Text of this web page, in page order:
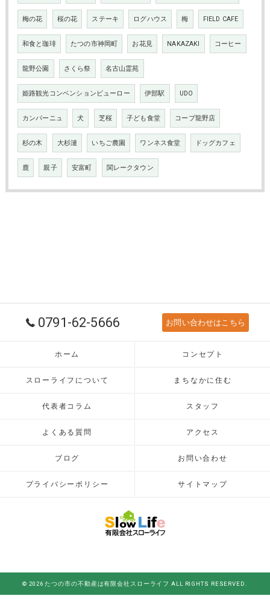
梅の花 桜の花 ステーキ ログハウス 梅 FIELD CAFE
和食と珈琲 たつの市神岡町 お花見 NAKAZAKI コーヒー
龍野公園 さくら祭 名古山霊苑
姫路観光コンベンションビューロー 伊部駅 UDO
カンパーニュ 犬 芝桜 子ども食堂 コープ龍野店
杉の木 大杉漣 いちご農園 ワンネス食堂 ドッグカフェ
鹿 親子 安富町 関レークタウン
0791-62-5666 お問い合わせはこちら
ホーム コンセプト
スローライフについて まちなかに住む
代表者コラム スタッフ
よくある質問 アクセス
ブログ お問い合わせ
プライバシーポリシー サイトマップ
© 2026 たつの市の不動産は有限会社スローライフ ALL RIGHTS RESERVED.